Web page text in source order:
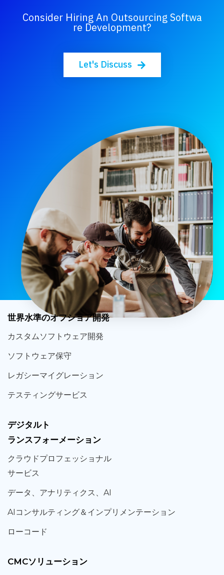
Consider Hiring An Outsourcing Softwa
Re Development?
Let's Discuss
世界水準のオフショア開発
カスタムソフトウェア開発
ソフト ウェア保守
レガシーマイグレーション
テスティングサービス
デジタルト
ランスフォーメーション
クラウドプロフェッショナル
サービス
データ、 アナリティクス、 AI
AIコンサルティング＆ インプリメンテーション
ローコード
CMCソリューション